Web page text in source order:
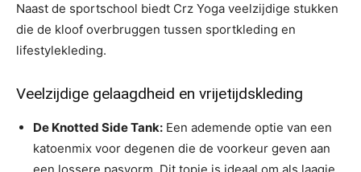
Naast de sportschool biedt Crz Yoga veelzijdige stukken
die de kloof overbruggen tussen sportkleding en
lifestylekleding.
Veelzijdige gelaagdheid en vrijetijdskleding
De Knotted Side Tank: Een ademende optie van een
katoenmix voor degenen die de voorkeur geven aan